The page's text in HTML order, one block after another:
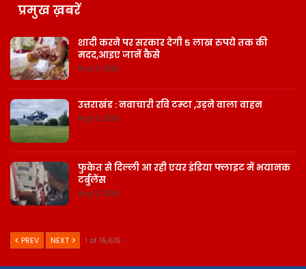
प्रमुख ख़बरें
शादी करने पर सरकार देगी 5 लाख रुपये तक की
मदद,आइए जानें कैसे
Aug 9, 2026
उत्तराखंड : नवाचारी रवि टम्टा ,उड़ने वाला वाहन
Aug 9, 2026
फुकेत से दिल्ली आ रही एयर इंडिया फ्लाइट में भयानक
टर्बुलेंस
Aug 9, 2026
PREV NEXT 1 of 15,615